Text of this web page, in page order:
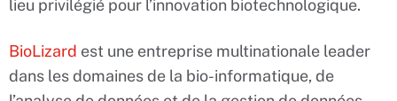
lieu privilégié pour l’innovation biotechnologique.
BioLizard est une entreprise multinationale leader
dans les domaines de la bio-informatique, de